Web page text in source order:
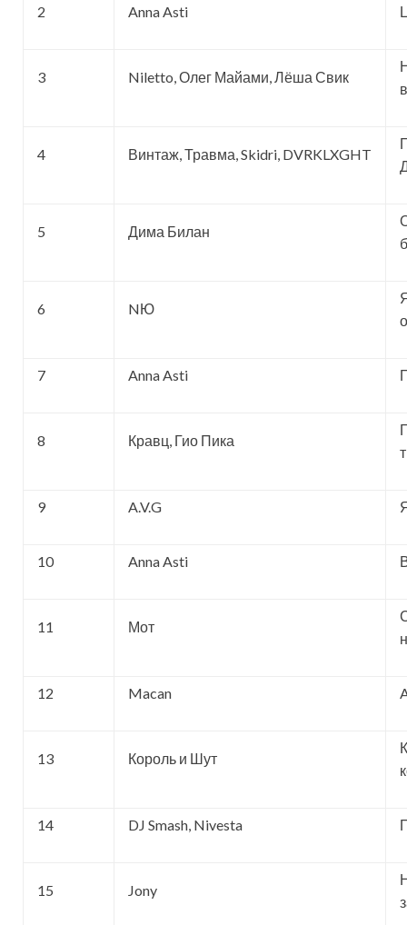
2 Anna Asti
3 Niletto, Олег Майами, Лёша Свик
4 Винтаж, Травма, Skidri, DVRKLXGHT
5 Дима Билан
6 NЮ
7 Anna Asti
8 Кравц, Гио Пика
9 A.V.G
10 Anna Asti
11 Мот
12 Macan
13 Король и Шут
14 DJ Smash, Nivesta
15 Jony